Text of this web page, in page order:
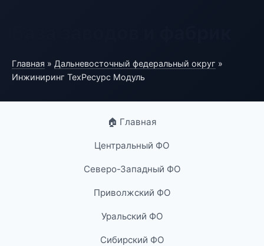
Главная » Дальневосточный федеральный округ »
Инжиниринг ТехРесурс Модуль
🏠 Главная
Центральный ФО
Северо-Западный ФО
Приволжский ФО
Уральский ФО
Сибирский ФО